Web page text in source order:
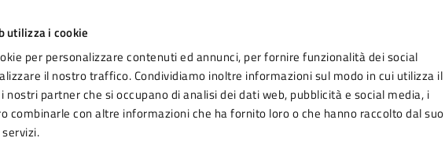
utilizza i cookie
per personalizzare contenuti ed annunci, per fornire funzionalità dei social
il nostro traffico. Condividiamo inoltre informazioni sul modo in cui utilizza il
nostri partner che si occupano di analisi dei dati web, pubblicità e social media, i
combinarle con altre informazioni che ha fornito loro o che hanno raccolto dal suo
del Comune di Fidenza
Seguici su: